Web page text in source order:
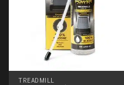
TREADMILL